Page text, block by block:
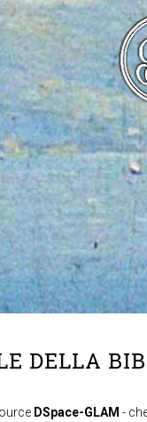
DELLA
DSpace-GLAM -